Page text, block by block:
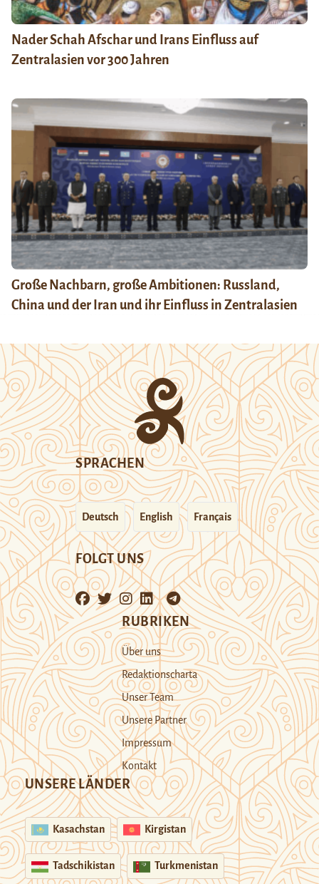
Nader Schah Afschar und Irans Einfluss auf
Zentralasien vor 300 Jahren
Große Nachbarn, große Ambitionen: Russland,
China und der Iran und ihr Einfluss in Zentralasien
SPRACHEN
Deutsch English Français
FOLGT UNS
RUBRIKEN
Über uns
Redaktionscharta
Unser Team
Unsere Partner
Impressum
Kontakt
UNSERE LÄNDER
Kasachstan Kirgistan
Tadschikistan Turkmenistan